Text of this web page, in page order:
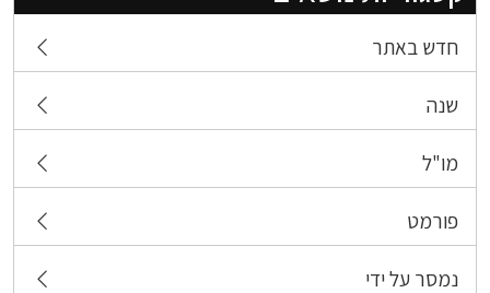
חדש באתר
שנה
מו"ל
פורמט
נמסר על ידי